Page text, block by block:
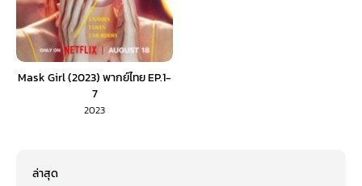
Mask Girl (2023) พากย์ไทย EP.1-
7
2023
ล่าสุด